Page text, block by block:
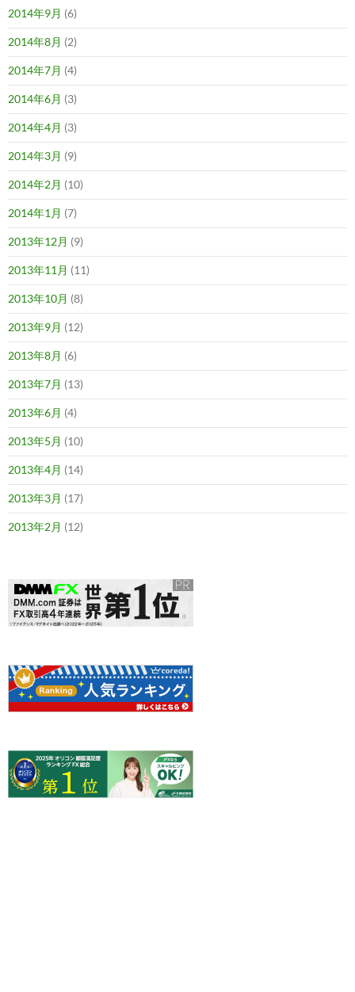
2014年9月 (6)
2014年8月 (2)
2014年7月 (4)
2014年6月 (3)
2014年4月 (3)
2014年3月 (9)
2014年2月 (10)
2014年1月 (7)
2013年12月 (9)
2013年11月 (11)
2013年10月 (8)
2013年9月 (12)
2013年8月 (6)
2013年7月 (13)
2013年6月 (4)
2013年5月 (10)
2013年4月 (14)
2013年3月 (17)
2013年2月 (12)